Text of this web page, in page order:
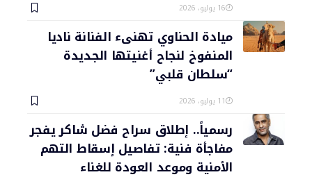
16 يوليو، 2026
ميادة الحناوي تهنىء الفنانة ناديا
المنفوخ لنجاح أغنيتها الجديدة
“سلطان قلبي”
11 يوليو، 2026
رسمياً.. إطلاق سراح فضل شاكر يفجر
مفاجأة فنية: تفاصيل إسقاط التهم
الأمنية وموعد العودة للغناء